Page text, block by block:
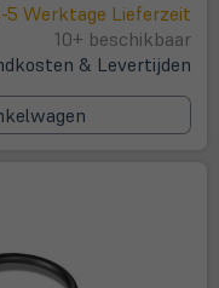
5 Werktage Lieferzeit
10+ beschikbaar
& Levertijden